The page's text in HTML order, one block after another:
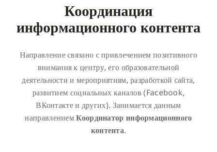
Координация
информационного контента
Направление связано с привлечением позитивного
внимания к центру, его образовательной
деятельности и мероприятиям, разработкой сайта,
развитием социальных каналов (Facebook,
ВКонтакте и других). Занимается данным
направлениемКоординатор информационного
контента.